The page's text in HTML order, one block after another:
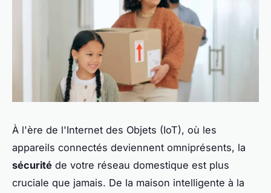
À l'ère de l'Internet des Objets (IoT), où les
appareils connectés deviennent omniprésents, la
sécurité de votre réseau domestique est plus
cruciale que jamais. De la maison intelligente à la